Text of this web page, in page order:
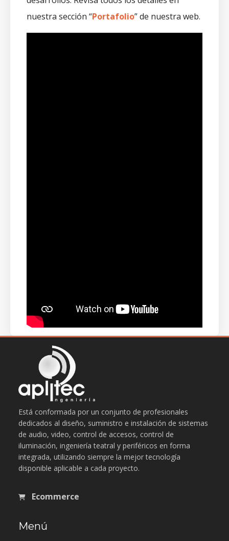
nuestra sección “Portafolio” de nuestra web.
Está conformada por un conjunto de profesionales
dedicados al diseño, suministro e instalación de sistemas
de audio, video, control de accesos, control de
iluminación, ingeniería teatral y periféricos en forma
integrada, utilizando siempre la mejor tecnología
disponible aplicable a cada proyecto.
Ecommerce
Menú